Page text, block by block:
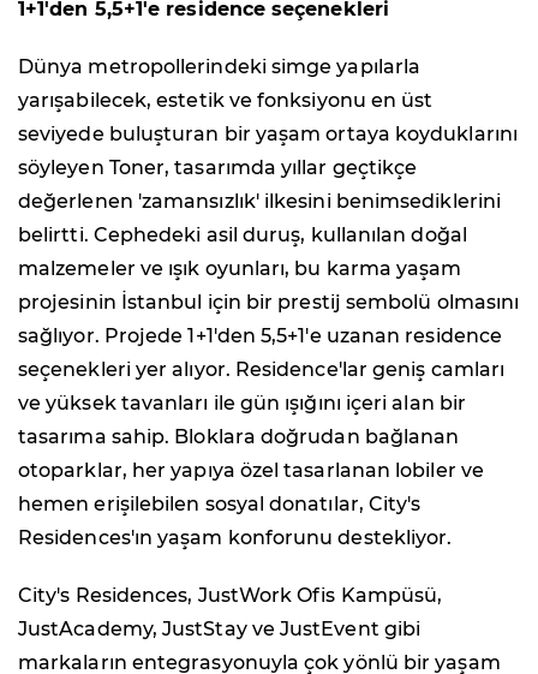
1+1'den 5,5+1'e residence seçenekleri
Dünya metropollerindeki simge yapılarla
yarışabilecek, estetik ve fonksiyonu en üst
seviyede buluşturan bir yaşam ortaya koyduklarını
söyleyen Toner, tasarımda yıllar geçtikçe
değerlenen 'zamansızlık' ilkesini benimsediklerini
belirtti. Cephedeki asil duruş, kullanılan doğal
malzemeler ve ışık oyunları, bu karma yaşam
projesinin İstanbul için bir prestij sembolü olmasını
sağlıyor. Projede 1+1'den 5,5+1'e uzanan residence
seçenekleri yer alıyor. Residence'lar geniş camları
ve yüksek tavanları ile gün ışığını içeri alan bir
tasarıma sahip. Bloklara doğrudan bağlanan
otoparklar, her yapıya özel tasarlanan lobiler ve
hemen erişilebilen sosyal donatılar, City's
Residences'ın yaşam konforunu destekliyor.
City's Residences, JustWork Ofis Kampüsü,
JustAcademy, JustStay ve JustEvent gibi
markaların entegrasyonuyla çok yönlü bir yaşam